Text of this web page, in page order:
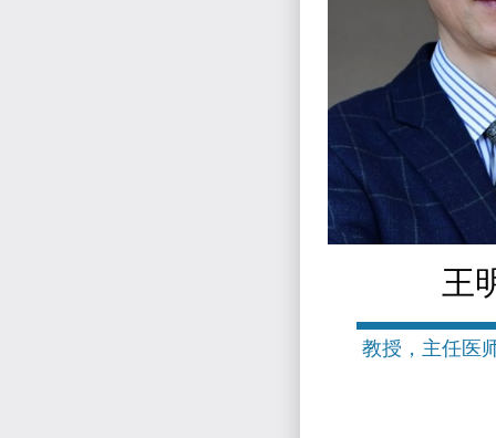
王
教授，主任医